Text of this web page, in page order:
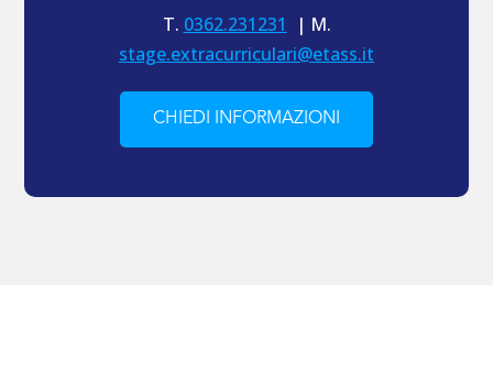
T. 0362.231231
| M.
stage.extracurriculari@etass.it
CHIEDI INFORMAZIONI